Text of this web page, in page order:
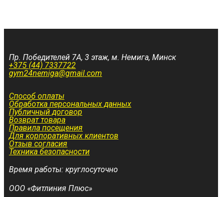
Пр. Победителей 7А, 3 этаж, м. Немига, Минск
+375 (44) 7337722
gym24nemiga@gmail.com
Способ оплаты
Обработка персональных данных
Публичный договор
Возврат товара
Правила посещения
Для корпоративных клиентов
Отзыв согласия
Техника безопасности
Время работы: круглосуточно
ООО «Фитлиния Плюс»